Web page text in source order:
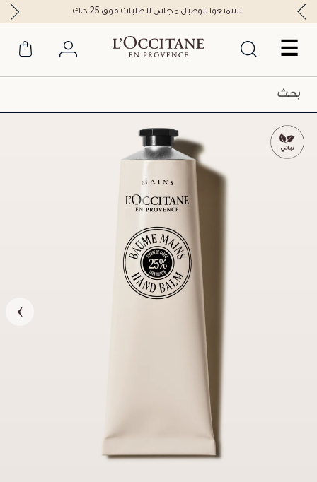
☰
استمتعوا بتوصيل مجاني للطلبات فوق 25 د.ك